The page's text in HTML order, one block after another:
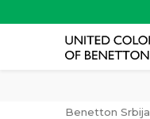
Benetton Srbija